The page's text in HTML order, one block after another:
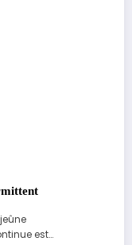
est…